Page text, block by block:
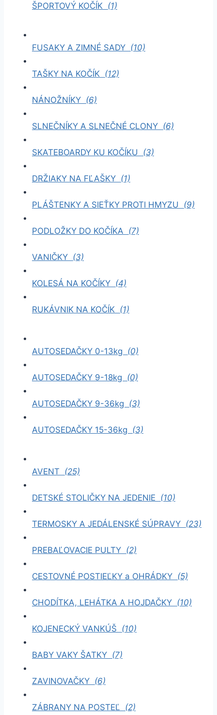
ŠPORTOVÝ KOČÍK (1)
FUSAKY A ZIMNÉ SADY (10)
TAŠKY NA KOČÍK (12)
NÁNOŽNÍKY (6)
SLNEČNÍKY A SLNEČNÉ CLONY (6)
SKATEBOARDY KU KOČÍKU (3)
DRŽIAKY NA FĽAŠKY (1)
PLÁŠTENKY A SIEŤKY PROTI HMYZU (9)
PODLOŽKY DO KOČÍKA (7)
VANIČKY (3)
KOLESÁ NA KOČÍKY (4)
RUKÁVNIK NA KOČÍK (1)
AUTOSEDAČKY 0-13kg (0)
AUTOSEDAČKY 9-18kg (0)
AUTOSEDAČKY 9-36kg (3)
AUTOSEDAČKY 15-36kg (3)
AVENT (25)
DETSKÉ STOLIČKY NA JEDENIE (10)
TERMOSKY A JEDÁLENSKÉ SÚPRAVY (23)
PREBAĽOVACIE PULTY (2)
CESTOVNÉ POSTIEĽKY a OHRÁDKY (5)
CHODÍTKA, LEHÁTKA A HOJDAČKY (10)
KOJENECKÝ VANKÚŠ (10)
BABY VAKY ŠATKY (7)
ZAVINOVAČKY (6)
ZÁBRANY NA POSTEĽ (2)